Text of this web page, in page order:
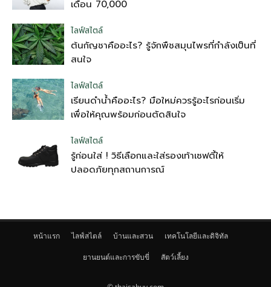
เดือน 70,000
ไลฟ์สไตล์
ต้นกัญชาคืออะไร? รู้จักพืชสมุนไพรที่กำลังเป็นที่
สนใจ
ไลฟ์สไตล์
เรียนดำน้ำคืออะไร? มือใหม่ควรรู้อะไรก่อนเริ่ม
เพื่อให้คุณพร้อมก่อนตัดสินใจ
ไลฟ์สไตล์
รู้ก่อนใส่ ! วิธีเลือกและใส่รองเท้าเซฟตี้ให้
ปลอดภัยทุกสถานการณ์
หน้าแรก ไลฟ์สไตล์ บ้านและสวน เทคโนโลยีและดิจิทัล
ยานยนต์และการขับขี่ สัตว์เลี้ยง